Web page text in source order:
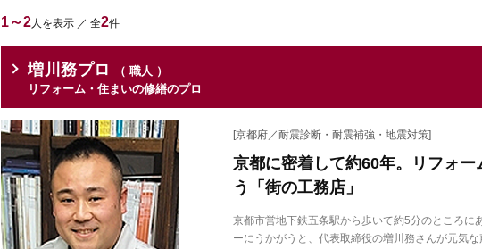
1～2人を表示 ／ 全2件
増川務プロ
（ 職人 ）
リフォーム・住まいの修繕のプロ
[京都府／耐震診断・耐震補強・地震対策]
京都に密着して約60年。リフォ
う「街の工務店」
京都市営地下鉄五条駅から歩いて約5分のところ
ーにうかがうと、代表取締役の増川務さんが元気